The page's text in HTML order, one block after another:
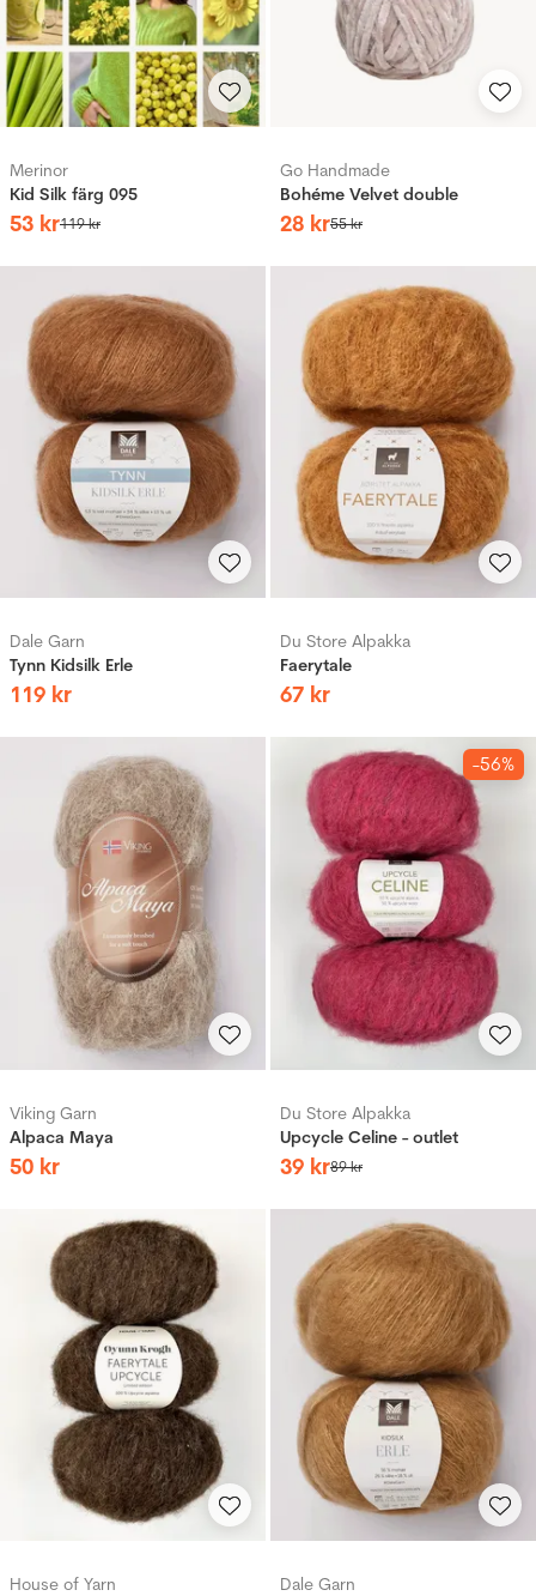
Merinor
Kid Silk färg 095
53 kr119kr
Go Handmade
Bohéme Velvet double
28 kr55kr
Dale Garn
Tynn Kidsilk Erle
119 kr
Du Store Alpakka
Faerytale
67 kr
Viking Garn
Alpaca Maya
50 kr
-56%
Du Store Alpakka
Upcycle Celine - outlet
39 kr89kr
House of Yarn
Dale Garn